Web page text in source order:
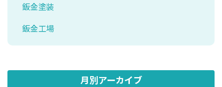
鈑金塗装
鈑金工場
月別アーカイブ